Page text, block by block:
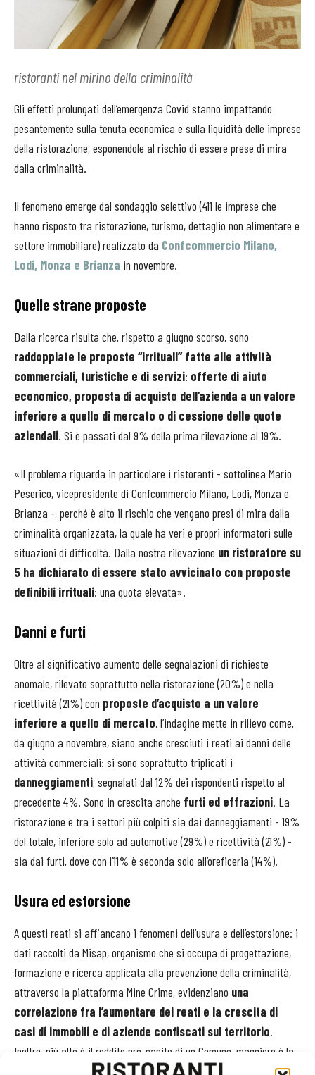
ristoranti nel mirino della criminalità
Gli effetti prolungati dell’emergenza Covid stanno impattando
pesantemente sulla tenuta economica e sulla liquidità delle imprese
della ristorazione, esponendole al rischio di essere prese di mira
dalla criminalità.
Il fenomeno emerge dal sondaggio selettivo (411 le imprese che
hanno risposto tra ristorazione, turismo, dettaglio non alimentare e
settore immobiliare) realizzato da Confcommercio Milano,
Lodi, Monza e Brianza in novembre.
Quelle strane proposte
Dalla ricerca risulta che, rispetto a giugno scorso, sono
raddoppiate le proposte “irrituali” fatte alle attività
commerciali, turistiche e di servizi: offerte di aiuto
economico, proposta di acquisto dell’azienda a un valore
inferiore a quello di mercato o di cessione delle quote
aziendali. Si è passati dal 9% della prima rilevazione al 19%.
«Il problema riguarda in particolare i ristoranti - sottolinea Mario
Peserico, vicepresidente di Confcommercio Milano, Lodi, Monza e
Brianza -, perché è alto il rischio che vengano presi di mira dalla
criminalità organizzata, la quale ha veri e propri informatori sulle
situazioni di difficoltà. Dalla nostra rilevazione un ristoratore su
5 ha dichiarato di essere stato avvicinato con proposte
definibili irrituali: una quota elevata».
Danni e furti
Oltre al significativo aumento delle segnalazioni di richieste
anomale, rilevato soprattutto nella ristorazione (20%) e nella
ricettività (21%) con proposte d’acquisto a un valore
inferiore a quello di mercato, l’indagine mette in rilievo come,
da giugno a novembre, siano anche cresciuti i reati ai danni delle
attività commerciali: si sono soprattutto triplicati i
danneggiamenti, segnalati dal 12% dei rispondenti rispetto al
precedente 4%. Sono in crescita anche furti ed effrazioni. La
ristorazione è tra i settori più colpiti sia dai danneggiamenti - 19%
del totale, inferiore solo ad automotive (29%) e ricettività (21%) -
sia dai furti, dove con l’11% è seconda solo all’oreficeria (14%).
Usura ed estorsione
A questi reati si affiancano i fenomeni dell’usura e dell’estorsione: i
dati raccolti da Misap, organismo che si occupa di progettazione,
formazione e ricerca applicata alla prevenzione della criminalità,
attraverso la piattaforma Mine Crime, evidenziano una
correlazione fra l’aumentare dei reati e la crescita di
casi di immobili e di aziende confiscati sul territorio.
Inoltre, più alto è il reddito pro-capite di un Comune, maggiore è la
probabilità che lì si verifichino casi di usura ed estorsione.